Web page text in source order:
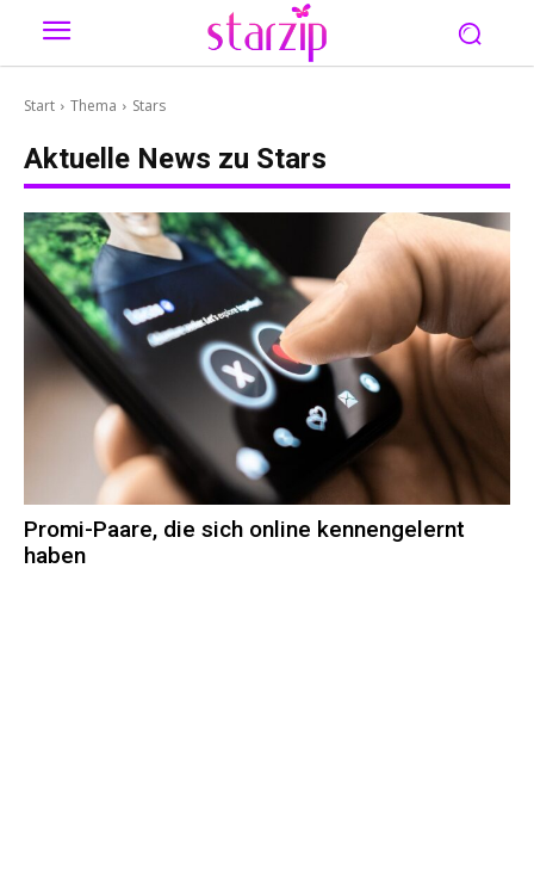
Start Thema Stars
Aktuelle News zu Stars
Promi-Paare, die sich online kennengelernt
haben